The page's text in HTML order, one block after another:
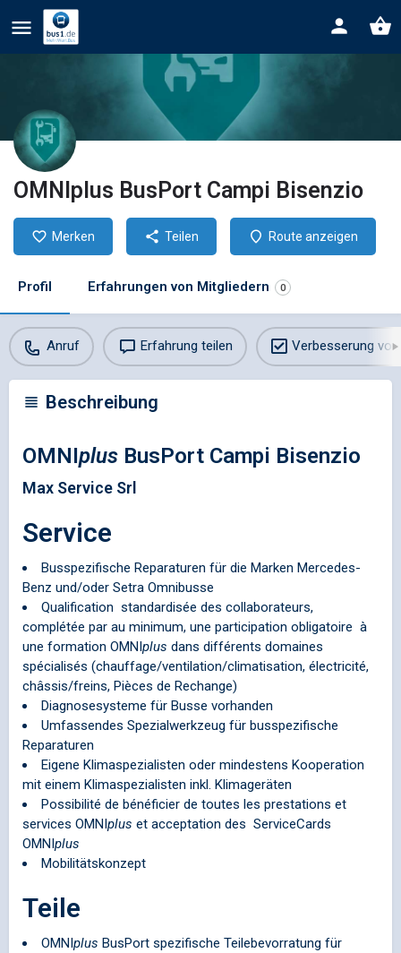
OMNIplus BusPort Campi Bisenzio
Merken Teilen Route anzeigen
Profil Erfahrungen von Mitgliedern 0
Anruf Erfahrung teilen Verbesserung
Beschreibung
OMNIplus BusPort Campi Bisenzio
Max Service Srl
Service
Busspezifische Reparaturen für die Marken Mercedes-
Benz und/oder Setra Omnibusse
Qualification standardisée des collaborateurs,
complétée par au minimum, une participation obligatoire à
une formation OMNIplus dans différents domaines
spécialisés (chauffage/ventilation/climatisation, électricité,
châssis/freins, Pièces de Rechange)
Diagnosesysteme für Busse vorhanden
Umfassendes Spezialwerkzeug für busspezifische
Reparaturen
Eigene Klimaspezialisten oder mindestens Kooperation
mit einem Klimaspezialisten inkl. Klimageräten
Possibilité de bénéficier de toutes les prestations et
services OMNIplus et acceptation des ServiceCards
OMNIplus
Mobilitätskonzept
Teile
OMNIplus BusPort spezifische Teilebevorratung für